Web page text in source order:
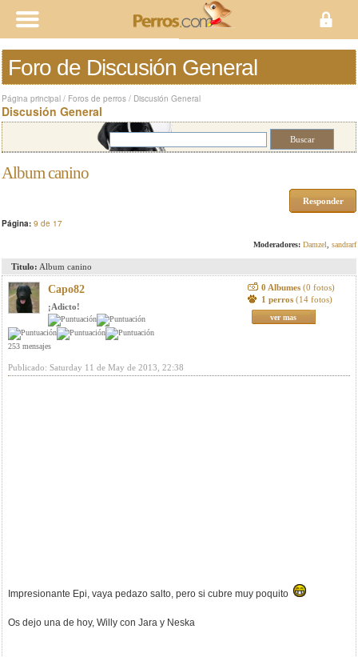
Foro de Discusión General
Página principal / Foros de perros / Discusión General
Discusión General
Album canino
Responder
Página: 9 de 17
Moderadores: Damzel sandrarf
Titulo: Album canino
Capo82
¡Adicto!
253 mensajes
0 Albumes (0 fotos)
1 perros (14 fotos)
ver mas
Publicado: Saturday 11 de May de 2013, 22:38
Impresionante Epi, vaya pedazo salto, pero si cubre muy poquito
Os dejo una de hoy, Willy con Jara y Neska